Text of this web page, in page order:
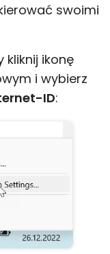
swoimi
kliknij ikonę
i wybierz
ID: